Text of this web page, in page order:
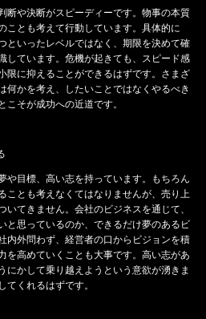
断や決断がスピーディーです。物事の本質
ことも考えて行動しています。具体的に
といったレベルではなく、期限を決めて確
しています。危機が起きても、スピード感
限に抑えることができるはずです。さまざ
何かを考え、したいことではなくやるべき
こそが成功への近道です。
や目標、高い志を持っています。もちろん
ことも考えなくてはなりませんが、売り上
いてきません。会社のビジネスを通じて、
と思っているのか、できるだけ夢のあるビ
内外問わず、経営者の口からビジョンを積
を高めていくことも大事です。高い志があ
にかして乗り越えようという意欲が湧きま
てくれるはずです。